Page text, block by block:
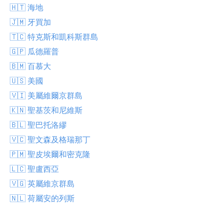
🇭🇹 海地
🇯🇲 牙買加
🇹🇨 特克斯和凱科斯群島
🇬🇵 瓜德羅普
🇧🇲 百慕大
🇺🇸 美國
🇻🇮 美屬維爾京群島
🇰🇳 聖基茨和尼維斯
🇧🇱 聖巴托洛繆
🇻🇨 聖文森及格瑞那丁
🇵🇲 聖皮埃爾和密克隆
🇱🇨 聖盧西亞
🇻🇬 英屬維京群島
🇳🇱 荷屬安的列斯